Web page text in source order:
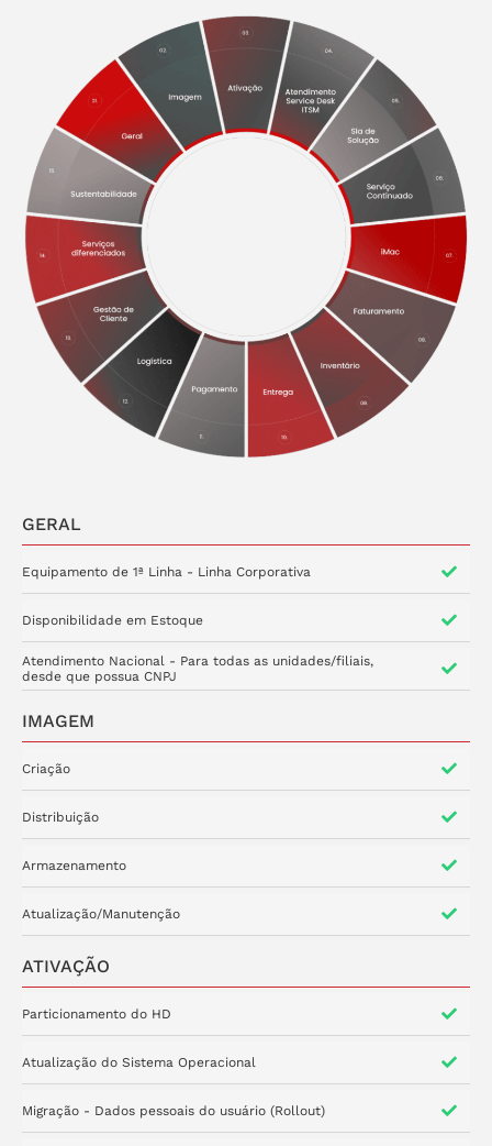
GERAL
Equipamento de 1ª Linha - Linha Corporativa
Disponibilidade em Estoque
Atendimento Nacional - Para todas as unidades/filiais,
desde que possua CNPJ
IMAGEM
Criação
Distribuição
Armazenamento
Atualização/Manutenção
ATIVAÇÃO
Particionamento do HD
Atualização do Sistema Operacional
Migração - Dados pessoais do usuário (Rollout)